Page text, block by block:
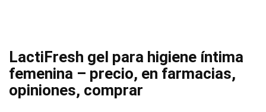
LactiFresh gel para higiene íntima
femenina – precio, en farmacias,
opiniones, comprar